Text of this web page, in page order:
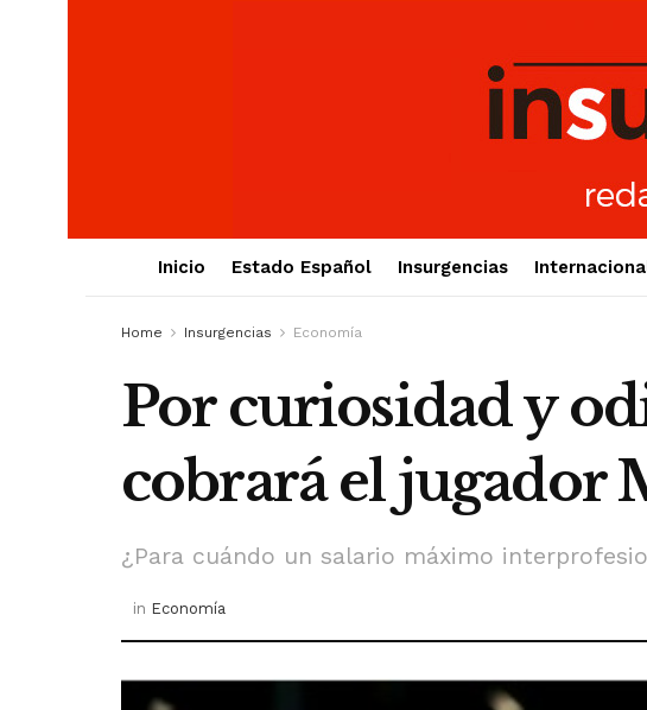
Inicio Estado Español Insurgencias
Home Insurgencias Economía
Por curiosidad y
cobrará el jugador
¿Para cuándo un salario máximo
in Economía